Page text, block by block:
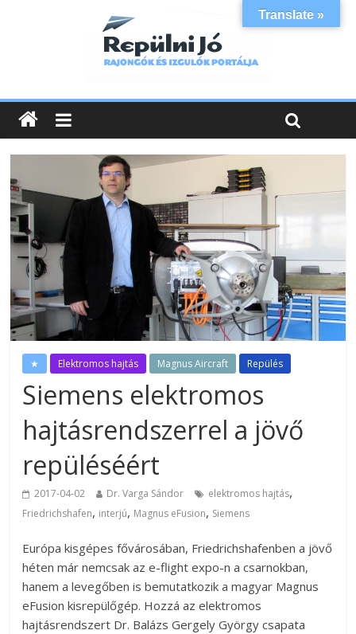
★ Elektromos hajtás Magnus Aircraft Repülés
Siemens elektromos
hajtásrendszerrel a jövő
repüléséért
2017-04-02 Dr. Varga Sándor elektromos hajtás,
Friedrichshafen, interjú, Magnus eFusion, Siemens
Európa kisgépes fővárosában, Friedrichshafenben a jövő
héten már nemcsak az e-flight expo-n a csarnokban,
hanem a levegőben is bemutatkozik a magyar Magnus
eFusion kisrepülőgép. Hozzá az elektromos
hajtásrendszert Dr. Balázs Gergely György csapata
Translate »